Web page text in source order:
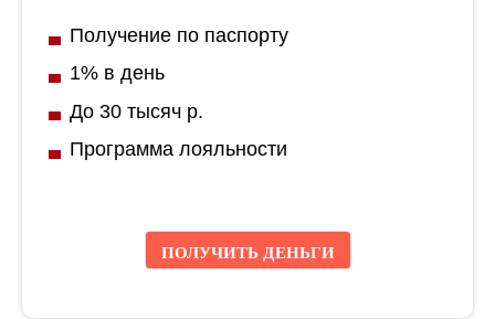
Получение по паспорту
1% в день
До 30 тысяч р.
Программа лояльности
ПОЛУЧИТЬ ДЕНЬГИ